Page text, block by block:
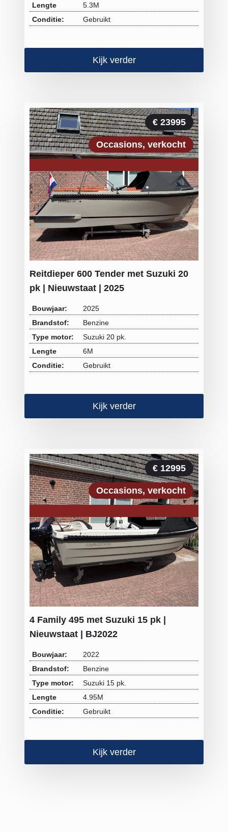
Lengte
5.3M
Conditie:
Gebruikt
Kijk verder
€ 23995
Occasions verkocht
Reitdieper 600 Tender met Suzuki 20
pk | Nieuwstaat | 2025
Bouwjaar:
2025
Brandstof:
Benzine
Type motor:
Suzuki 20 pk.
Lengte
6M
Conditie:
Gebruikt
Kijk verder
€ 12995
Occasions verkocht
4 Family 495 met Suzuki 15 pk |
Nieuwstaat | BJ2022
Bouwjaar:
2022
Brandstof:
Benzine
Type motor:
Suzuki 15 pk.
Lengte
4.95M
Conditie:
Gebruikt
Kijk verder